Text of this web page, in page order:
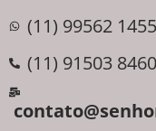
(11) 99562 1455
(11) 91503 8460